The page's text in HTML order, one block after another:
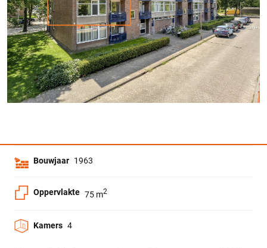
Bouwjaar 1963
Oppervlakte 75 m2
Kamers 4